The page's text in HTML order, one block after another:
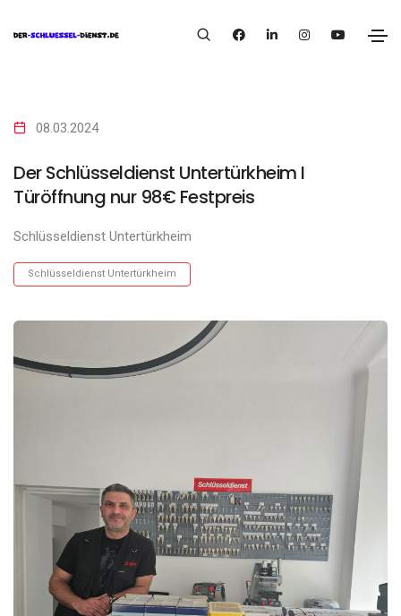
08.03.2024
Der Schlüsseldienst Untertürkheim I
Türöffnung nur 98€ Festpreis
Schlüsseldienst Untertürkheim
Schlüsseldienst Untertürkheim